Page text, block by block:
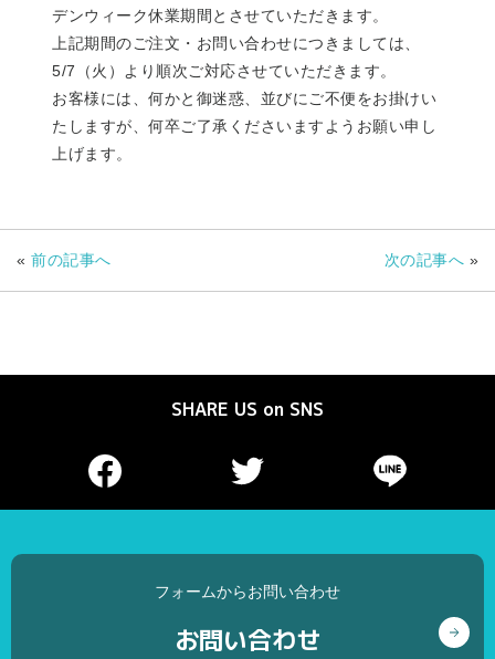
デンウィーク休業期間とさせていただきます。
上記期間のご注文・お問い合わせにつきましては、
5/7（火）より順次ご対応させていただきます。
お客様には、何かと御迷惑、並びにご不便をお掛けい
たしますが、何卒ご了承くださいますようお願い申し
上げます。
« 前の記事へ 次の記事へ »
SHARE US on SNS
フォームからお問い合わせ
お問い合わせ